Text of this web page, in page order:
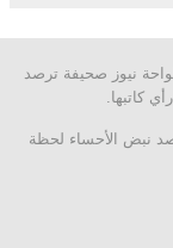
نيوز صحيفة ترصد
كاتبها.
نبض الأحساء لحظة